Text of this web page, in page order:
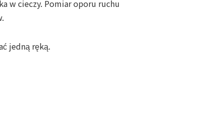
w cieczy. Pomiar oporu ruchu
jedną ręką.